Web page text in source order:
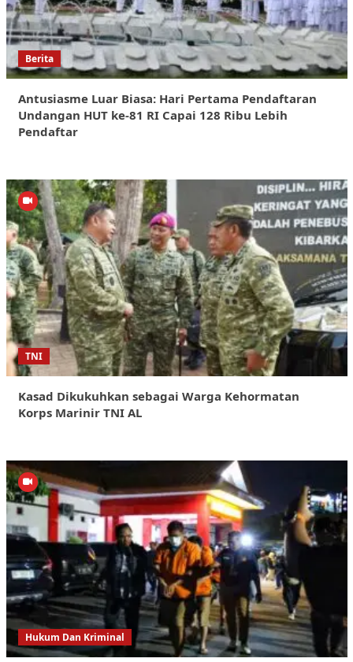
Berita
Antusiasme Luar Biasa: Hari Pertama Pendaftaran
Undangan HUT ke-81 RI Capai 128 Ribu Lebih
Pendaftar
TNI
Kasad Dikukuhkan sebagai Warga Kehormatan
Korps Marinir TNI AL
Hukum Dan Kriminal